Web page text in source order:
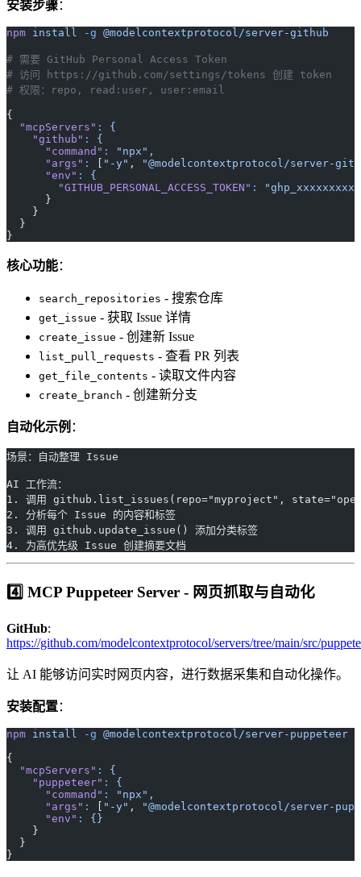
安装步骤：
npm install -g @modelcontextprotocol/server-github
# 需要 GitHub Personal Access Token
# 访问 https://github.com/settings/tokens 创建 token
# 权限：repo, read:user, user:email
{
  "mcpServers"
:
{
    "github"
:
{
      "command"
:
"npx",
      "args"
: "-y" ,
"@modelcontextprotocol/server-
      "env"
:
{
        "GITHUB_PERSONAL_ACCESS_TOKEN"
:
      }
    }
  }
}
核心功能：
search_repositories - 搜索仓库
get_issue - 获取 Issue 详情
create_issue - 创建新 Issue
list_pull_requests - 查看 PR 列表
get_file_contents - 读取文件内容
create_branch - 创建新分支
自动化示例 ：
场景：自动整理 Issue
AI 工作流：
1. 调用 github.list_issues(repo="myproject",
2. 分析每个 Issue 的内容和标签
3. 调用 github.update_issue() 添加分类标签
4. 为高优先级 Issue 创建摘要文档
4️⃣ MCP Puppeteer Server - 网页抓取与自动化
GitHub:
https://github.com/modelcontextprotocol/servers/tree/main/src/
让 AI 能够访问实时网页内容，进行数据采集和自动化操作。
安装配置：
npm install -g @modelcontextprotocol/server-puppeteer
{
  "mcpServers"
:
{
    "puppeteer"
:
{
      "command"
:
"npx",
      "args"
: "-y" ,
"@modelcontextprotocol/server-
      "env"
:
{}
    }
  }
}